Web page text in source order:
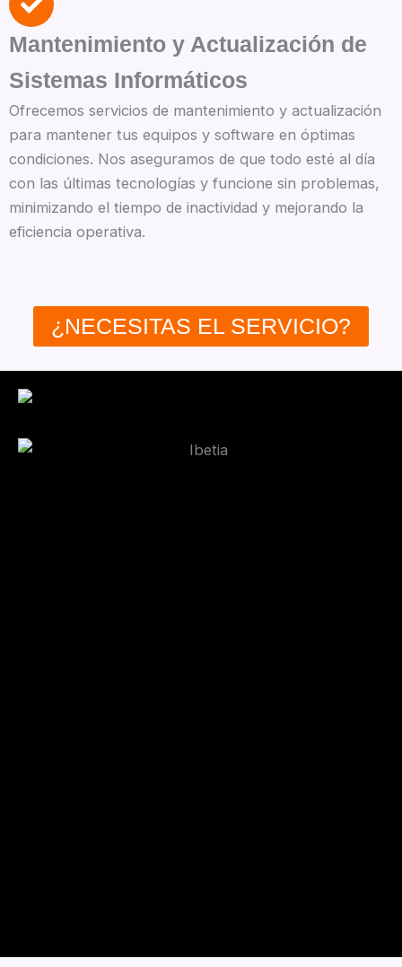
Mantenimiento y Actualización de
Sistemas Informáticos
Ofrecemos servicios de mantenimiento y actualización
para mantener tus equipos y software en óptimas
condiciones. Nos aseguramos de que todo esté al día
con las últimas tecnologías y funcione sin problemas,
minimizando el tiempo de inactividad y mejorando la
eficiencia operativa.
¿NECESITAS EL SERVICIO?